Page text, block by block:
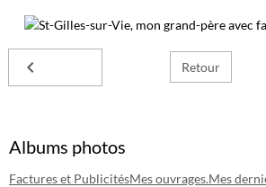
Retour
Albums photos
Factures et PublicitésMes ouvrages.Mes